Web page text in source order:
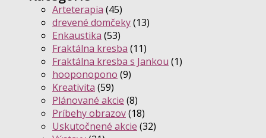
Arteterapia (45)
drevené domčeky(13)
Enkaustika (53)
Fraktálna kresba (11)
Fraktálna kresba s Jankou (1)
hooponopono (9)
Kreativita (59)
Plánované akcie (8)
Príbehy obrazov(18)
Uskutočnené akcie (32)